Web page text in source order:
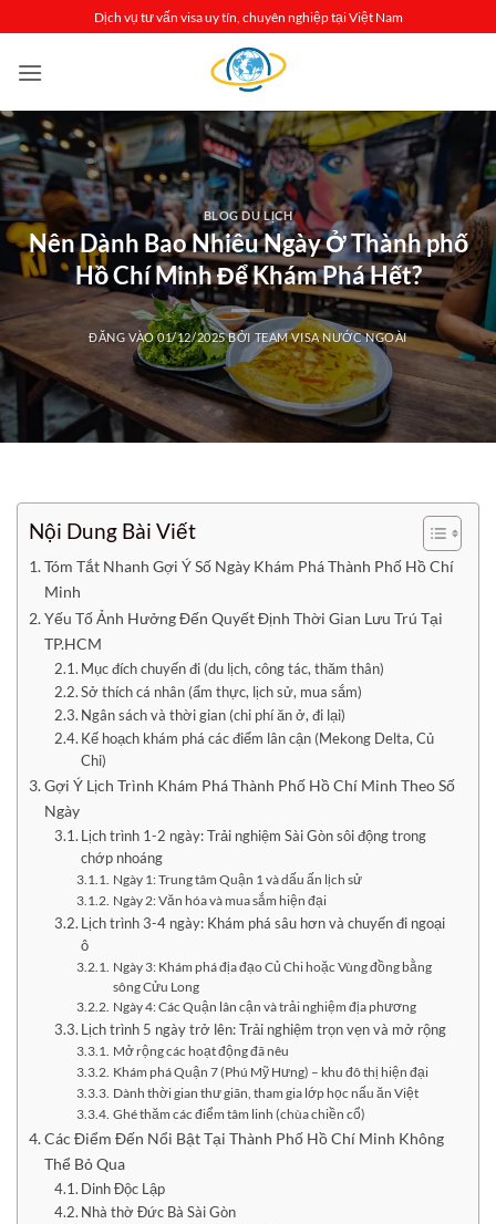
qua
nội
Dịch vụ tư vấn visa uy tín, chuyên nghiệp tại Việt Nam
BLOG DU LỊCH
Nên Dành Bao Nhiêu Ngày Ở Thành phố
Hồ Chí Minh Để Khám Phá Hết?
ĐĂNG VÀO01/12/2025BỞI TEAM VISA NƯỚC NGOÀI
Nội Dung Bài Viết
Tóm Tắt Nhanh Gợi Ý Số Ngày Khám Phá Thành Phố Hồ Chí
Minh
Yếu Tố Ảnh Hưởng Đến Quyết Định Thời Gian Lưu Trú Tại
TP.HCM
Mục đích chuyến đi (du lịch, công tác, thăm thân)
Sở thích cá nhân (ẩm thực, lịch sử, mua sắm)
Ngân sách và thời gian (chi phí ăn ở, đi lại)
Kế hoạch khám phá các điểm lân cận (Mekong Delta, Củ
Chi)
Gợi Ý Lịch Trình Khám Phá Thành Phố Hồ Chí Minh Theo Số
Ngày
Lịch trình 1-2 ngày: Trải nghiệm Sài Gòn sôi động trong
chớp nhoáng
Ngày 1: Trung tâm Quận 1 và dấu ấn lịch sử
Ngày 2: Văn hóa và mua sắm hiện đại
Lịch trình 3-4 ngày: Khám phá sâu hơn và chuyến đi ngoại
ô
Ngày 3: Khám phá địa đạo Củ Chi hoặc Vùng đồng bằng
sông Cửu Long
Ngày 4: Các Quận lân cận và trải nghiệm địa phương
Lịch trình 5 ngày trở lên: Trải nghiệm trọn vẹn và mở rộng
Mở rộng các hoạt động đã nêu
Khám phá Quận 7 (Phú Mỹ Hưng) – khu đô thị hiện đại
Dành thời gian thư giãn, tham gia lớp học nấu ăn Việt
Ghé thăm các điểm tâm linh (chùa chiền cổ)
Các Điểm Đến Nổi Bật Tại Thành Phố Hồ Chí Minh Không
Thể Bỏ Qua
Dinh Độc Lập
Nhà thờ Đức Bà Sài Gòn